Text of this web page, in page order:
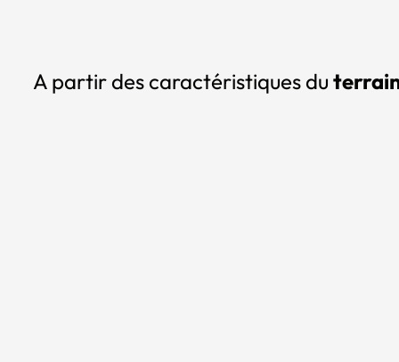
A partir des caractéristiques du